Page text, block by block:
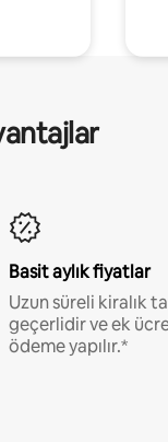
Basit aylık fiyatlar
Uzun süreli kiralık
geçerlidir ve ek
ödeme yapılır.*